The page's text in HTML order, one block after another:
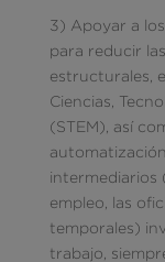
3) Apoyar a
para reducir
estructurales,
Ciencias,
(STEM), así
intermediarios
empleo, las
temporales)
trabajo,